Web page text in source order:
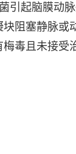
引起脑膜动
阻塞静脉或
毒且未接受